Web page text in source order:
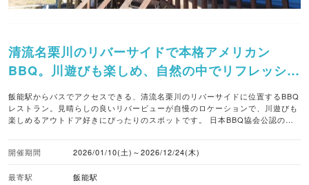
清流名栗川のリバーサイドで本格アメリカン
BBQ。川遊びも楽しめ、自然の中でリフレッシュ
するひとときを過ごせます。
飯能駅からバスでアクセスできる、清流名栗川のリバーサイドに位置するBBQ
レストラン。見晴らしの良いリバービューが自慢のロケーションで、川遊びも
楽しめるアウトドア好きにぴったりのスポットです。 日本BBQ協会公認の上
味を気軽に堪能できます。 おしゃれな空間には、テラス席やカップルシートを
完備しています。 ■注目メニュー ・スカイデッキBBQ（1人前 5,500円） ・
開催期間 2026/01/10(土)～2026/12/24(木)
最寄駅 飯能駅